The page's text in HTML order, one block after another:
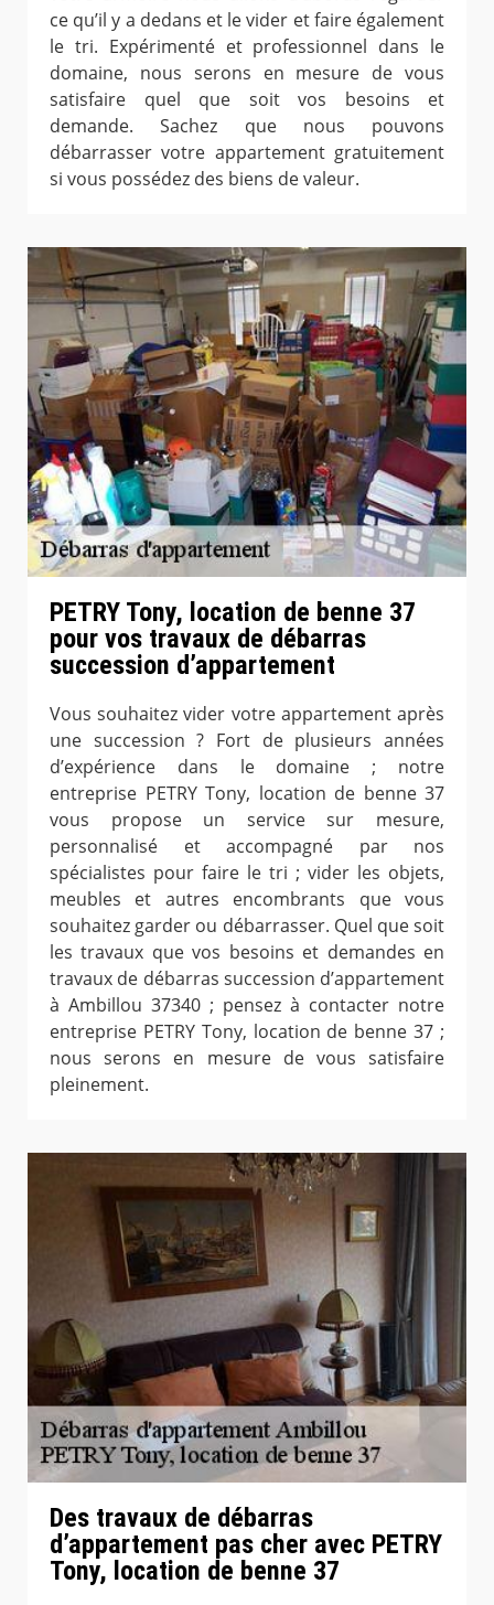
ce qu’il y a dedans et le vider et faire également
le tri. Expérimenté et professionnel dans le
domaine, nous serons en mesure de vous
satisfaire quel que soit vos besoins et
demande. Sachez que nous pouvons
débarrasser votre appartement gratuitement
si vous possédez des biens de valeur.
PETRY Tony, location de benne 37
pour vos travaux de débarras
succession d’appartement
Vous souhaitez vider votre appartement après
une succession ? Fort de plusieurs années
d’expérience dans le domaine ; notre
entreprise PETRY Tony, location de benne 37
vous propose un service sur mesure,
personnalisé et accompagné par nos
spécialistes pour faire le tri ; vider les objets,
meubles et autres encombrants que vous
souhaitez garder ou débarrasser. Quel que soit
les travaux que vos besoins et demandes en
travaux de débarras succession d’appartement
à Ambillou 37340 ; pensez à contacter notre
entreprise PETRY Tony, location de benne 37 ;
nous serons en mesure de vous satisfaire
pleinement.
Des travaux de débarras
d’appartement pas cher avec PETRY
Tony, location de benne 37